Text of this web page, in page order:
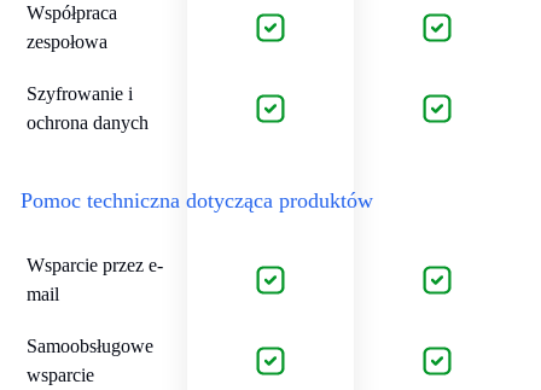
Współpraca
zespołowa
Szyfrowanie i
ochrona danych
Pomoc techniczna dotycząca produktów
Wsparcie przez e-
mail
Samoobsługowe
wsparcie